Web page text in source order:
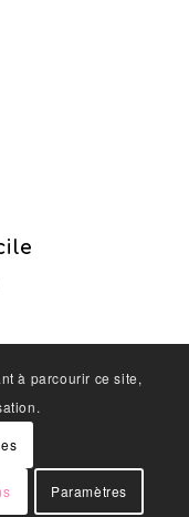
à parcourir ce site,
Paramètres